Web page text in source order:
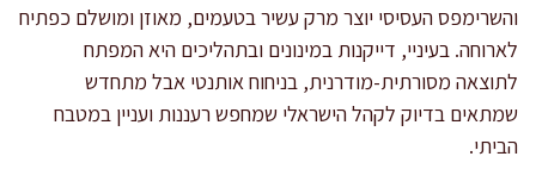
והשרימפס העסיסי יוצר מרק עשיר בטעמים, מאוזן ומושלם כפתיח
לארוחה. בעיניי, דייקנות במינונים ובתהליכים היא המפתח
לתוצאה מסורתית-מודרנית, בניחוח אותנטי אבל מתחדש
שמתאים בדיוק לקהל הישראלי שמחפש רעננות ועניין במטבח
הביתי.